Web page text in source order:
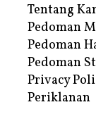
Tentang
Pedoman
Pedoman
Pedoman
Privacy
Periklanan